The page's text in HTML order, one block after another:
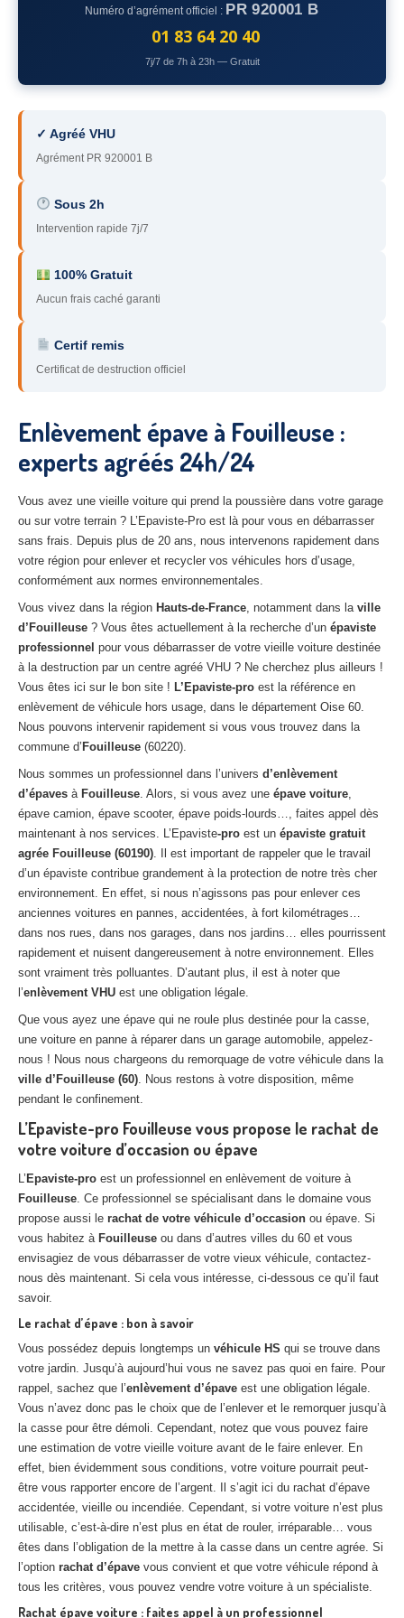
– Yvelines
– Hauts-de-Seine
93– Seine-Saint-Denis
94 – Val-de-Marne
95– Val d’Oise
91 – Essonne
– Yonne
60 – Oise
45 – Loiret
10– Aube
– Aisne
Tousles secteurs
CENTRE
Centreagréé VHU Paris 75 : casse auto avec destruction
Centreagréé VHU 77 : casse auto avec destruction
Centre agréé VHU 78 : casse auto avec destruction
Centreagréé VHU 91 : casse auto avec destruction
Centreagréé VHU 92 : casse auto avec destruction
Centreagréé VHU 93 : casse auto avec destruction
Centreagréé VHU 94 : casse auto avec destruction
Centreagréé VHU 95 : casse auto avec destruction
DOCUMENTSÀ JOINDRE
RACHATVÉHICULES
CONTACT
01 83 64 20 40
Numéro d’agrément officiel : PR 920001 B
01 83 64 20 40
7j/7 de 7h à 23h — Gratuit
✓ Agréé VHU
Agrément PR 920001 B
Sous 2h
Intervention rapide 7j/7
100% Gratuit
Aucun frais caché garanti
Certif remis
Certificat de destruction officiel
Enlèvement épave à Fouilleuse :
experts agréés 24h/24
Vous avez une vieille voiture qui prend la poussière dans votre garage
ou sur votre terrain ? L’Epaviste-Pro est là pour vous en débarrasser
sans frais. Depuis plus de 20 ans, nous intervenons rapidement dans
votre région pour enlever et recycler vos véhicules hors d’usage,
conformément aux normes environnementales.
Vous vivez dans la région Hauts-de-France, notamment dans la ville
d’Fouilleuse ? Vous êtes actuellement à la recherche d’un épaviste
professionnel pour vous débarrasser de votre vieille voiture destinée
à la destruction par un centre agréé VHU ? Ne cherchez plus ailleurs !
Vous êtes ici sur le bon site ! L’Epaviste-pro est la référence en
enlèvement de véhicule hors usage, dans le département Oise 60.
Nous pouvons intervenir rapidement si vous vous trouvez dans la
commune d’ Fouilleuse (60220).
Nous sommes un professionnel dans l’univers d’enlèvement
d’épaves à Fouilleuse. Alors, si vous avez une épave voiture,
épave camion, épave scooter, épave poids-lourds…, faites appel dès
maintenant à nos services. L’Epaviste-pro est un épaviste gratuit
agrée Fouilleuse (60190). Il est important de rappeler que le travail
d’un épaviste contribue grandement à la protection de notre très cher
environnement. En effet, si nous n’agissons pas pour enlever ces
anciennes voitures en pannes, accidentées, à fort kilométrages…
dans nos rues, dans nos garages, dans nos jardins… elles pourrissent
rapidement et nuisent dangereusement à notre environnement. Elles
sont vraiment très polluantes. D’autant plus, il est à noter que
l’enlèvement VHU est une obligation légale.
Que vous ayez une épave qui ne roule plus destinée pour la casse,
une voiture en panne à réparer dans un garage automobile, appelez-
nous ! Nous nous chargeons du remorquage de votre véhicule dans la
ville d’Fouilleuse (60). Nous restons à votre disposition, même
pendant le confinement.
L’Epaviste-pro Fouilleuse vous propose le rachat de
votre voiture d’occasion ou épave
L’ Epaviste-pro est un professionnel en enlèvement de voiture à
Fouilleuse. Ce professionnel se spécialisant dans le domaine vous
propose aussi le rachat de votre véhicule d’occasion ou épave. Si
vous habitez à Fouilleuse ou dans d’autres villes du 60 et vous
envisagiez de vous débarrasser de votre vieux véhicule, contactez-
nous dès maintenant. Si cela vous intéresse, ci-dessous ce qu’il faut
savoir.
Le rachat d’épave : bon à savoir
Vous possédez depuis longtemps un véhicule HS qui se trouve dans
votre jardin. Jusqu’à aujourd’hui vous ne savez pas quoi en faire. Pour
rappel, sachez que l’enlèvement d’épave est une obligation légale.
Vous n’avez donc pas le choix que de l’enlever et le remorquer jusqu’à
la casse pour être démoli. Cependant, notez que vous pouvez faire
une estimation de votre vieille voiture avant de le faire enlever. En
effet, bien évidemment sous conditions, votre voiture pourrait peut-
être vous rapporter encore de l’argent. Il s’agit ici du rachat d’épave
accidentée, vieille ou incendiée. Cependant, si votre voiture n’est plus
utilisable, c’est-à-dire n’est plus en état de rouler, irréparable… vous
êtes dans l’obligation de la mettre à la casse dans un centre agrée. Si
l’option rachat d’épave vous convient et que votre véhicule répond à
tous les critères, vous pouvez vendre votre voiture à un spécialiste.
Rachat épave voiture : faites appel à un professionnel